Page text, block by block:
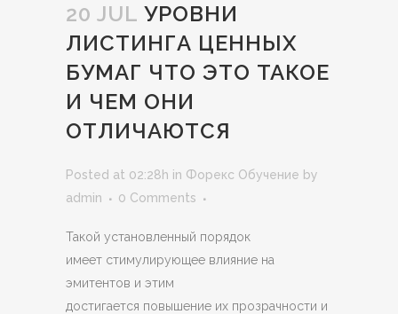
20 JUL УРОВНИ
ЛИСТИНГА ЦЕННЫХ
БУМАГ ЧТО ЭТО ТАКОЕ
И ЧЕМ ОНИ
ОТЛИЧАЮТСЯ
Posted at 02:28h in Форекс Обучение by
admin
0 Comments
Такой установленный порядок
имеет стимулирующее влияние на
эмитентов и этим
достигается повышение их прозрачности и